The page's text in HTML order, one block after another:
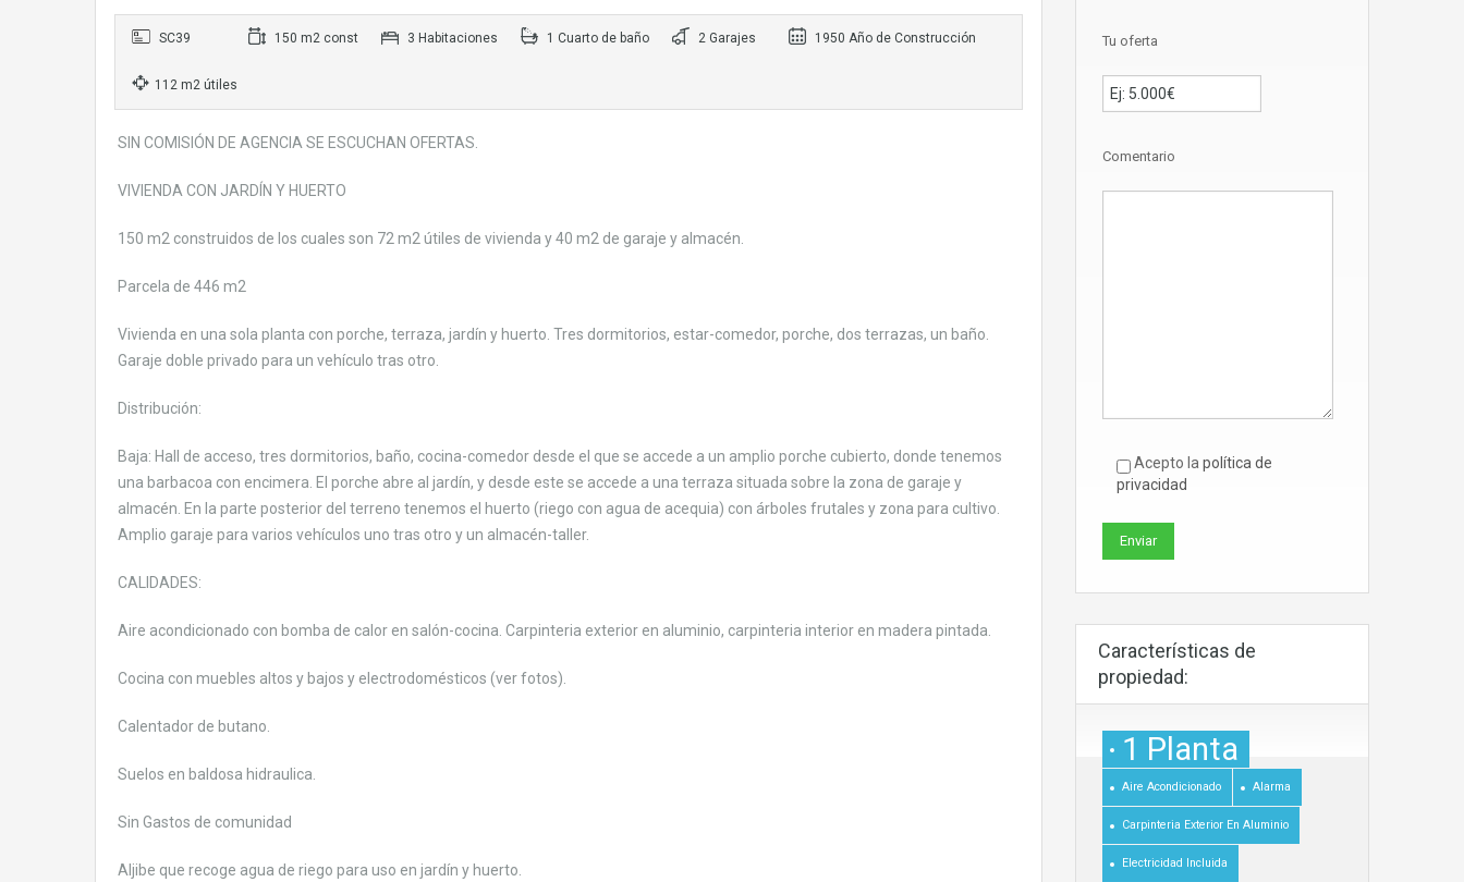
SC39 150 m2 const 3 Habitaciones 1 Cuarto de baño 2 Garajes 1950 Año de Construcción
112 m2 útiles
SIN COMISIÓN DE AGENCIA SE ESCUCHAN OFERTAS.
VIVIENDA CON JARDÍN Y HUERTO
150 m2 construidos de los cuales son 72 m2 útiles de vivienda y 40 m2 de garaje y almacén.
Parcela de 446 m2
Vivienda en una sola planta con porche, terraza, jardín y huerto. Tres dormitorios, estar-comedor, porche, dos terrazas, un baño.
Garaje doble privado para un vehículo tras otro.
Distribución:
Baja: Hall de acceso, tres dormitorios, baño, cocina-comedor desde el que se accede a un amplio porche cubierto, donde tenemos
una barbacoa con encimera. El porche abre al jardín, y desde este se accede a una terraza situada sobre la zona de garaje y
almacén. En la parte posterior del terreno tenemos el huerto (riego con agua de acequia) con árboles frutales y zona para cultivo.
Amplio garaje para varios vehículos uno tras otro y un almacén-taller.
CALIDADES:
Aire acondicionado con bomba de calor en salón-cocina. Carpinteria exterior en aluminio, carpinteria interior en madera pintada.
Cocina con muebles altos y bajos y electrodomésticos (ver fotos).
Calentador de butano.
Suelos en baldosa hidraulica.
Sin Gastos de comunidad
Aljibe que recoge agua de riego para uso en jardín y huerto.
Tu oferta
Comentario
Acepto lapolítica de
privacidad
Características de
propiedad:
1 Planta
Aire Acondicionado Alarma
Carpinteria Exterior En Aluminio
Electricidad Incluida